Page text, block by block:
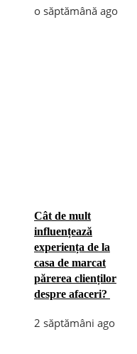
o săptămână ago
Cât de mult
influențează
experiența de la
casa de marcat
părerea clienților
despre afaceri?
2 săptămâni ago